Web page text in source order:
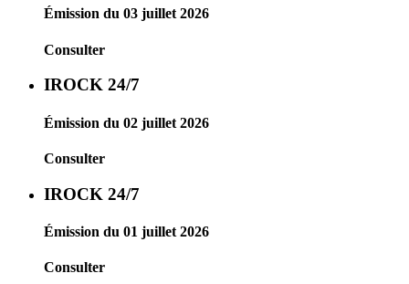
Émission du 03 juillet 2026
Consulter
IROCK 24/7
Émission du 02 juillet 2026
Consulter
IROCK 24/7
Émission du 01 juillet 2026
Consulter